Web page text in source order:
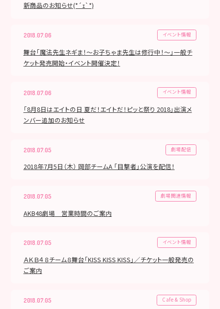
新商品のお知らせ(*´ｪ`*)
2018.07.06 イベント情報
舞台「魔法先生ネギま！～お子ちゃま先生は修行中！～」一般チ
ケット発売開始・イベント開催決定！
2018.07.06 イベント情報
「8月8日はエイトの日 夏だ！エイトだ！ピッと祭り 2018」出演メ
ンバー追加のお知らせ
2018.07.05 劇場配信
2018年7月5日（木） 岡部チームA 「目撃者」公演を配信！
2018.07.05 劇場関連情報
AKB48劇場 営業時間のご案内
2018.07.05 イベント情報
ＡＫＢ４８チーム８舞台「KISS KISS KISS」／チケット一般発売の
ご案内
2018.07.05 Cafe & Shop